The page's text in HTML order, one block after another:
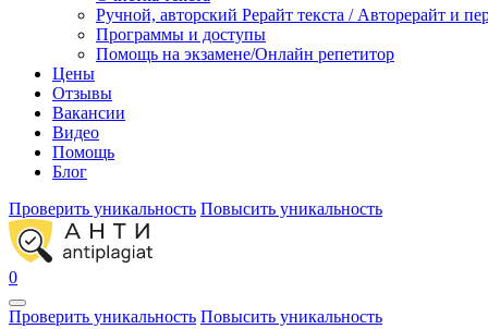
Ручной, авторский Рерайт текста / Авторерайт и
Программы и доступы
Помощь на экзамене/Онлайн репетитор
Цены
Отзывы
Вакансии
Видео
Помощь
Блог
Проверить уникальность Повысить уникальность
0
Проверить уникальность Повысить уникальность